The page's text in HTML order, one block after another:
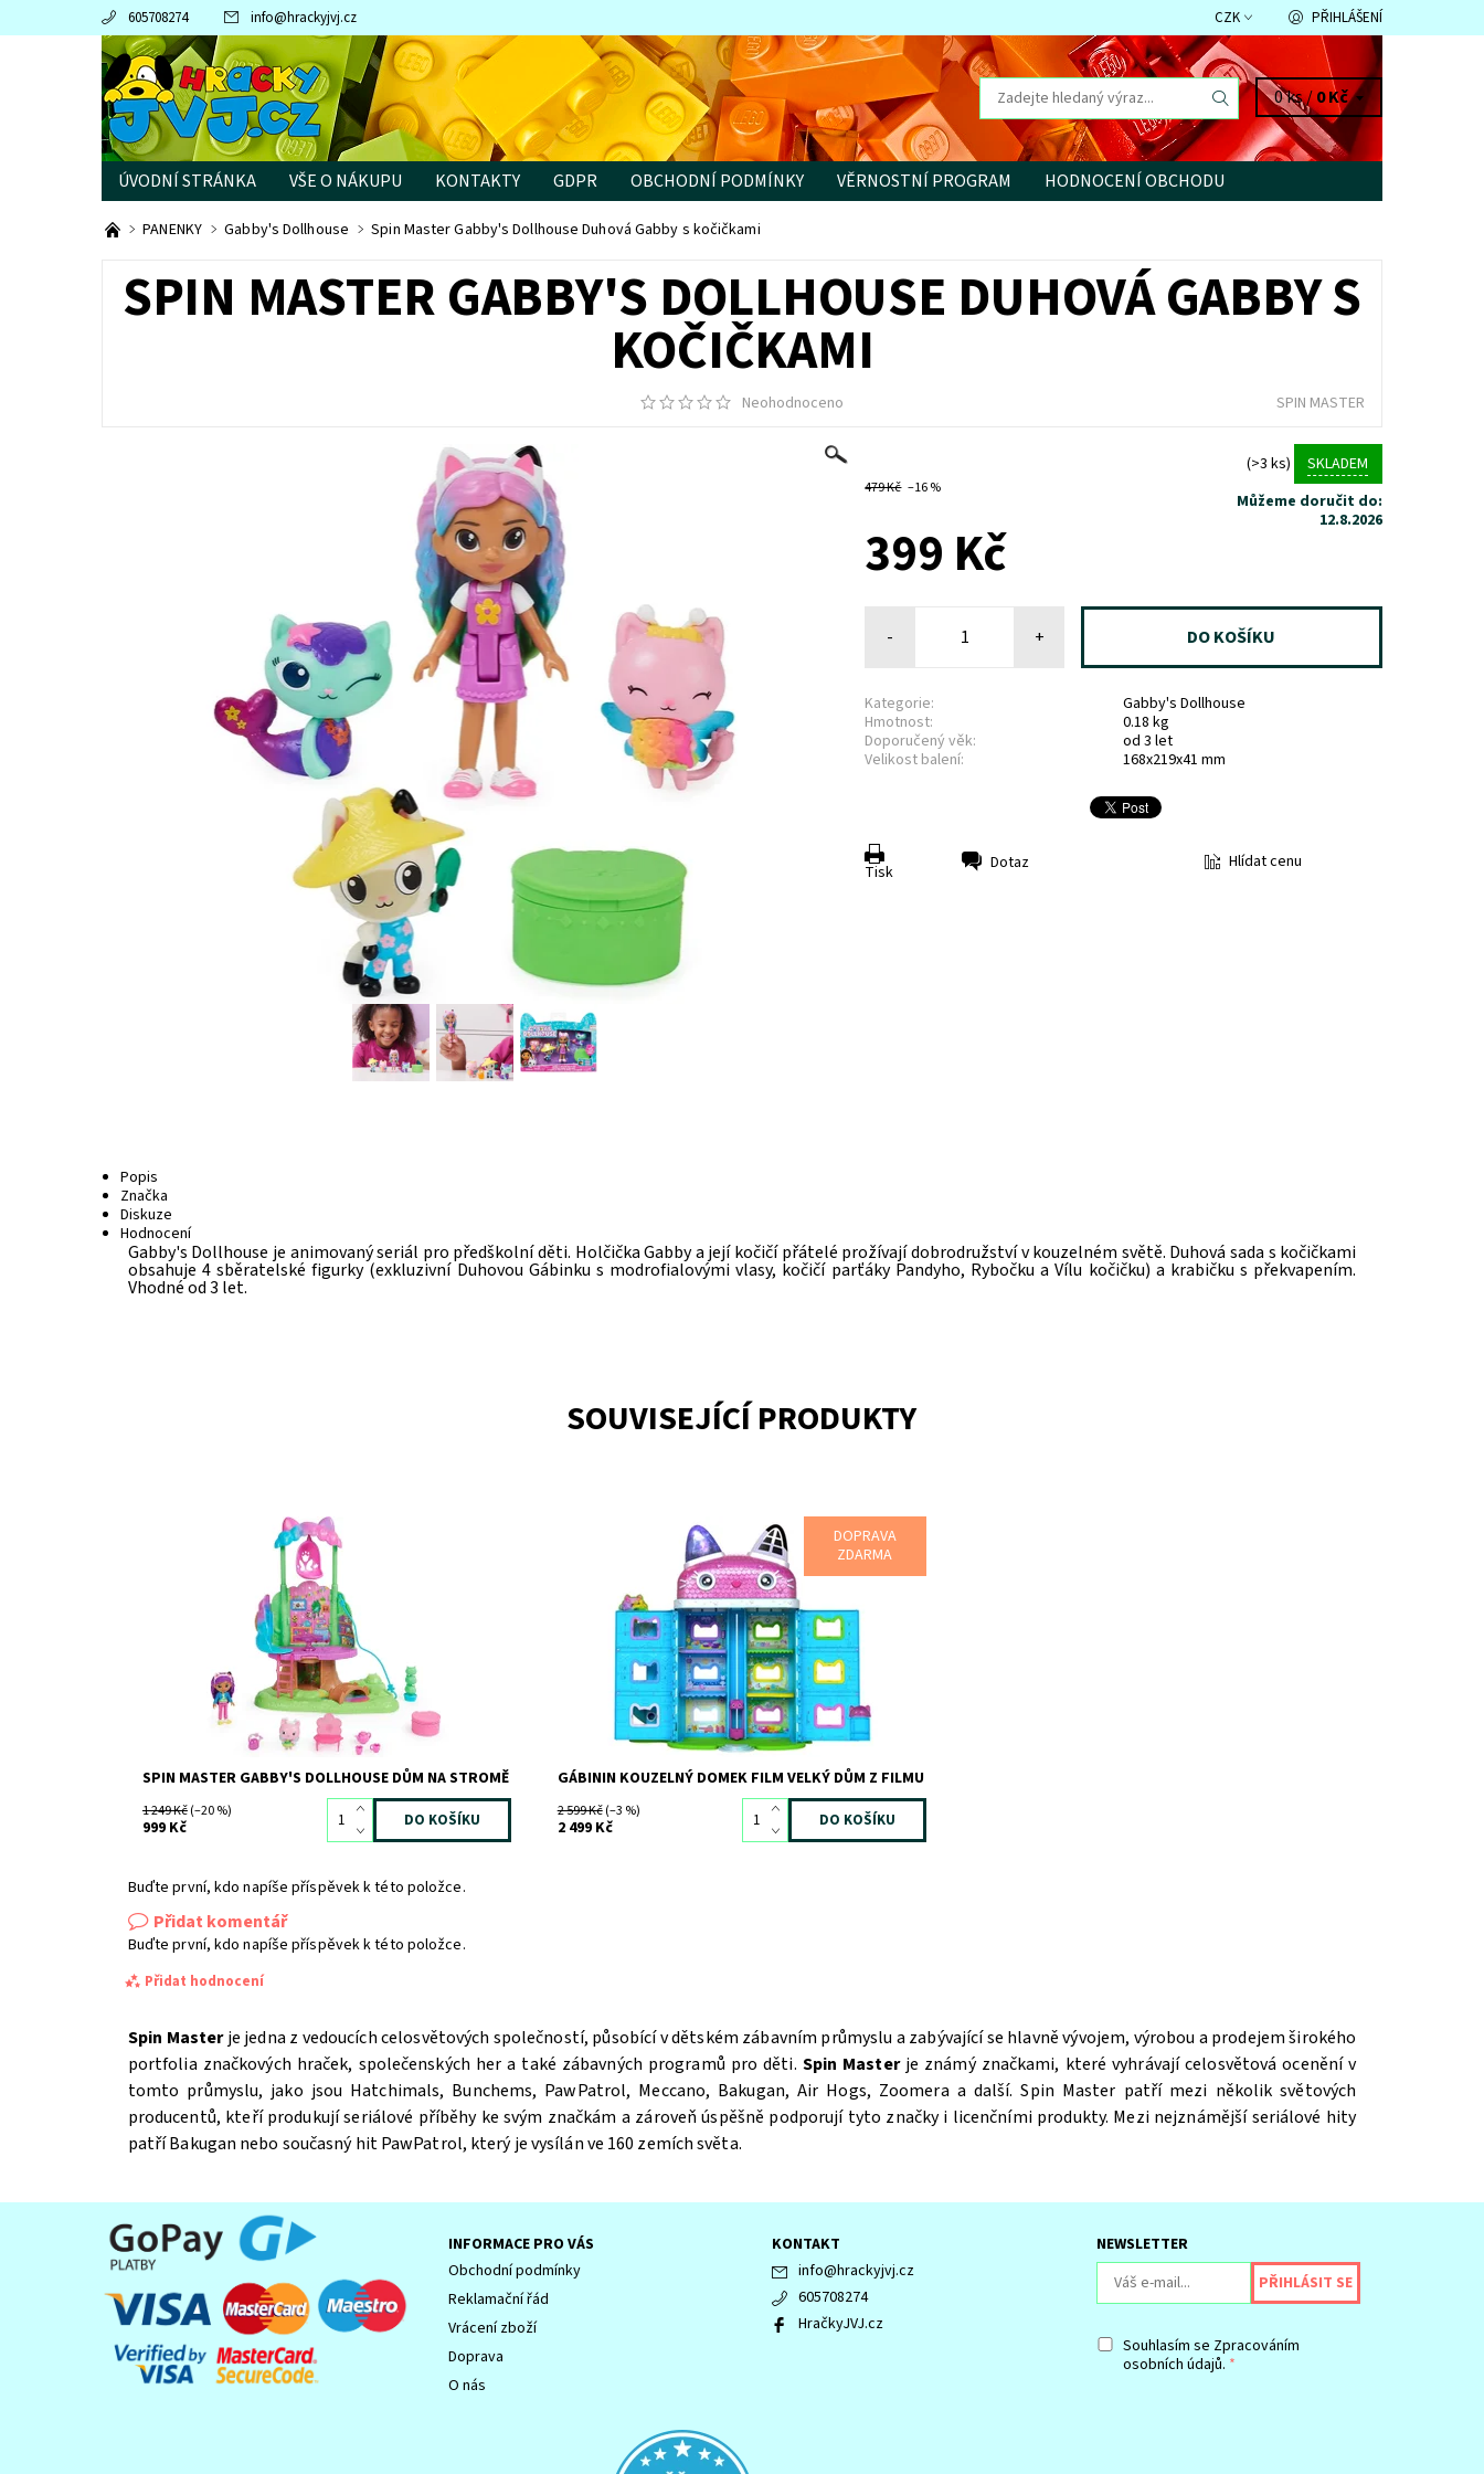
605708274 info@hrackyjvj.cz CZK PŘIHLÁŠENÍ
0 ks /0 Kč
ÚVODNÍ STRÁNKA VŠE O NÁKUPU KONTAKTY GDPR OBCHODNÍ PODMÍNKY VĚRNOSTNÍ PROGRAM
HODNOCENÍ OBCHODU
PRODÁVANÉ ZNAČKY
PANENKY Gabby's Dollhouse Spin Master Gabby's Dollhouse Duhová Gabby s kočičkami
SPIN MASTER GABBY'S DOLLHOUSE DUHOVÁ GABBY S
KOČIČKAMI
Neohodnoceno SPIN MASTER
479 Kč –16 %
(>3 ks)
SKLADEM
Můžeme doručit do:
12.8.2026
399 Kč
- +
Kategorie:
Gabby's Dollhouse
Hmotnost:
0.18 kg
Doporučený věk:
od 3 let
Velikost balení:
168x219x41 mm
Tisk Dotaz Hlídat cenu
Popis
Značka
Diskuze
Hodnocení
Gabby's Dollhouse je animovaný seriál pro předškolní děti. Holčička Gabby a její kočičí přátelé prožívají dobrodružství v kouzelném světě. Duhová sada s kočičkami
obsahuje 4 sběratelské figurky (exkluzivní Duhovou Gábinku s modrofialovými vlasy, kočičí parťáky Pandyho, Rybočku a Vílu kočičku) a krabičku s překvapením.
Vhodné od 3 let.
SOUVISEJÍCÍ PRODUKTY
Skladem3
SPIN MASTER
SPIN MASTER GABBY'S DOLLHOUSE DŮM NA STROMĚ
1 249 Kč(–20 %)
999 Kč
DOPRAVA
ZDARMA
Skladem1
12615
SPIN MASTER
GÁBININ KOUZELNÝ DOMEK FILM VELKÝ DŮM Z FILMU
2 599 Kč(–3 %)
2 499 Kč
Buďte první, kdo napíše příspěvek k této položce.
Přidat komentář
Buďte první, kdo napíše příspěvek k této položce.
Přidat hodnocení
Souhlasím seZpracováním osobních údajů.
Spin Masterje jedna z vedoucích celosvětových společností, působící v dětském zábavním průmyslu a zabývající se hlavně vývojem, výrobou a prodejem širokého
portfolia značkových hraček, společenských her a také zábavných programů pro děti. Spin Masterje známý značkami, které vyhrávají celosvětová ocenění v
tomto průmyslu, jako jsou Hatchimals, Bunchems, PawPatrol, Meccano, Bakugan, Air Hogs, Zoomera a další. Spin Master patří mezi několik světových
producentů, kteří produkují seriálové příběhy ke svým značkám a zároveň úspěšně podporují tyto značky i licenčními produkty. Mezi nejznámější seriálové hity
patří Bakugan nebo současný hit PawPatrol, který je vysílán ve 160 zemích světa.
INFORMACE PRO VÁS
Obchodní podmínky
Reklamační řád
Vrácení zboží
Doprava
O nás
KONTAKT
info@hrackyjvj.cz
605708274
HračkyJVJ.cz
NEWSLETTER
Souhlasím se Zpracováním
osobních údajů.